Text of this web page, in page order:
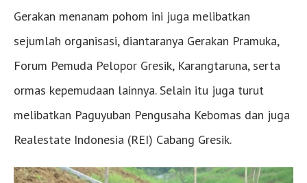
Gerakan menanam pohom ini juga melibatkan
sejumlah organisasi, diantaranya Gerakan Pramuka,
Forum Pemuda Pelopor Gresik, Karangtaruna, serta
ormas kepemudaan lainnya. Selain itu juga turut
melibatkan Paguyuban Pengusaha Kebomas dan juga
Realestate Indonesia (REI) Cabang Gresik.